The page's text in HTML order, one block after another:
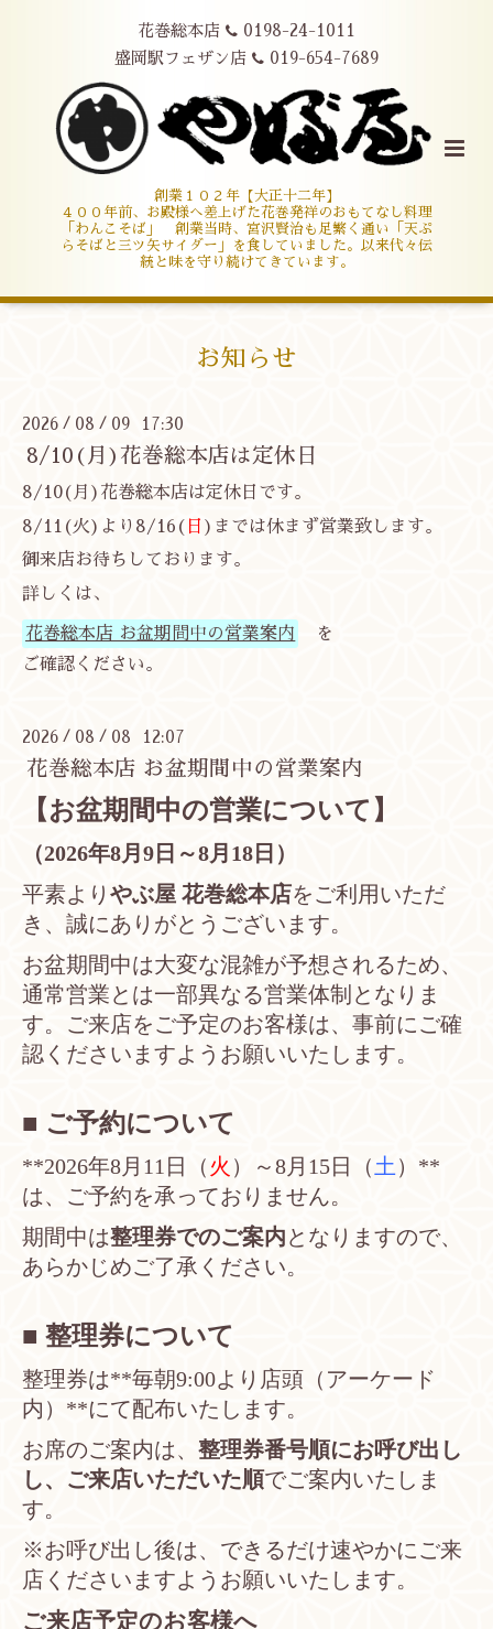
花巻総本店
0198-24-1011
盛岡駅フェザン店
019-654-7689
創業１０２年【大正十二年】
４００年前、お殿様へ差上げた花巻発祥のおもてなし料理
「わんこそば」 創業当時、宮沢賢治も足繁く通い「天ぷ
らそばと三ツ矢サイダー」を食していました。以来代々伝
統と味を守り続けてきています。
お知らせ
2026 / 08 / 09 17:30
8/10(月)花巻総本店は定休日
8/10(月)花巻総本店は定休日です。
8/11(火)より8/16( 日 )までは休まず営業致します。
御来店お待ちしております。
詳しくは、
花巻総本店 お盆期間中の営業案内
を
ご確認ください。
2026 / 08 / 08 12:07
花巻総本店 お盆期間中の営業案内
【お盆期間中の営業について】
（2026年8月9日～8月18日）
平素より やぶ屋 花巻総本店をご利用いただ
き、誠にありがとうございます。
お盆期間中は大変な混雑が予想されるため、
通常営業とは一部異なる営業体制となりま
す。ご来店をご予定のお客様は、事前にご確
認くださいますようお願いいたします。
■ ご予約について
**2026年8月11日（ 火 ）～8月15日（ 土 ）**
は、ご予約を承っておりません。
期間中は整理券でのご案内となりますので、
あらかじめご了承ください。
■ 整理券について
整理券は**毎朝9:00より店頭（アーケード
内）**にて配布いたします。
お席のご案内は、 整理券番号順にお呼び出し
し、ご来店いただいた順でご案内いたしま
す。
※お呼び出し後は、できるだけ速やかにご来
店くださいますようお願いいたします。
ご来店予定のお客様へ